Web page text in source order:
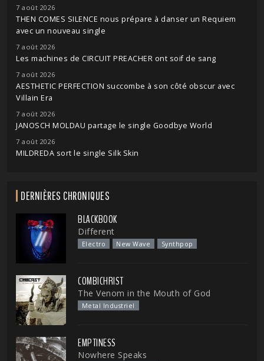
7 août 2026
THEN COMES SILENCE nous prépare à danser un Requiem
avec un nouveau single
7 août 2026
Les machines de CIRCUIT PREACHER ont soif de sang
7 août 2026
AESTHETIC PERFECTION succombe à son côté obscur avec
Villain Era
7 août 2026
JANOSCH MOLDAU partage le single Goodbye World
7 août 2026
MILDREDA sort le single Silk Skin
DERNIÈRES CHRONIQUES
BLACKBOOK
Different
Electro New Wave Synthpop
COMBICHRIST
The Venom in the Mouth of God
Metal Industriel
EMPTINESS
Nowhere Speaks